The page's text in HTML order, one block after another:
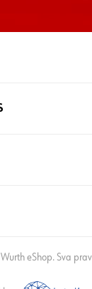
eShop. Sva